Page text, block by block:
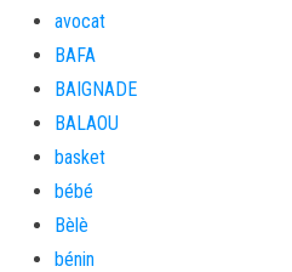
avocat
BAFA
BAIGNADE
BALAOU
basket
bébé
Bèlè
bénin